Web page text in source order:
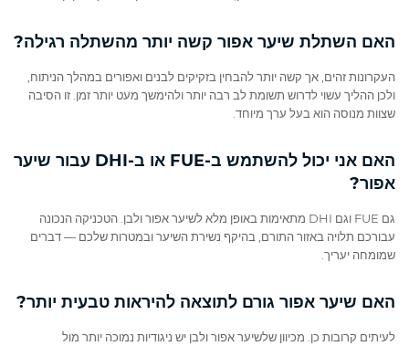
האם השתלת שיער אפור קשה יותר מהשתלה רגילה?
העקרונות זהים, אך קשה יותר להבחין בזקיקים לבנים ואפורים במהלך הניתוח,
ולכן ההליך עשוי לדרוש תשומת לב רבה יותר ולהימשך מעט יותר זמן. זו הסיבה
שצוות מנוסה הוא בעל ערך מיוחד.
האם אני יכול להשתמש ב‑FUE או ב‑DHI עבור שיער
אפור?
גם FUE וגם DHI מתאימות באופן מלא לשיער אפור ולבן. הטכניקה הנכונה
עבורכם תלויה באזור התורם, בהיקף נשירת השיער ובמטרות שלכם — דברים
שמומחה יעריך.
האם שיער אפור גורם לתוצאה להיראות טבעית יותר?
לעיתים קרובות כן. מכיוון שלשיער אפור ולבן יש ניגודיות נמוכה יותר מול